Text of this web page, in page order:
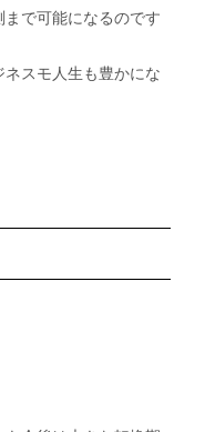
で可能になるのです
スモ人生も豊かにな